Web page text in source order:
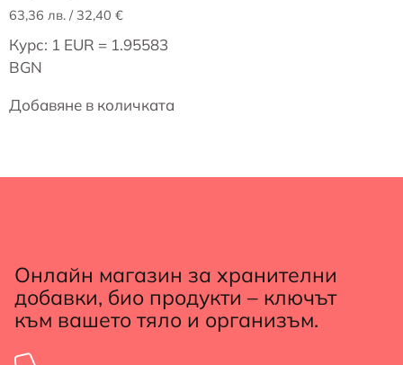
63,36 лв. / 32,40 €
Курс: 1 EUR = 1.95583
BGN
Добавяне в количката
Онлайн магазин за хранителни
добавки, био продукти – ключът
към вашето тяло и организъм.